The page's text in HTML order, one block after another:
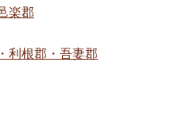
楽郡
利根郡・吾妻郡